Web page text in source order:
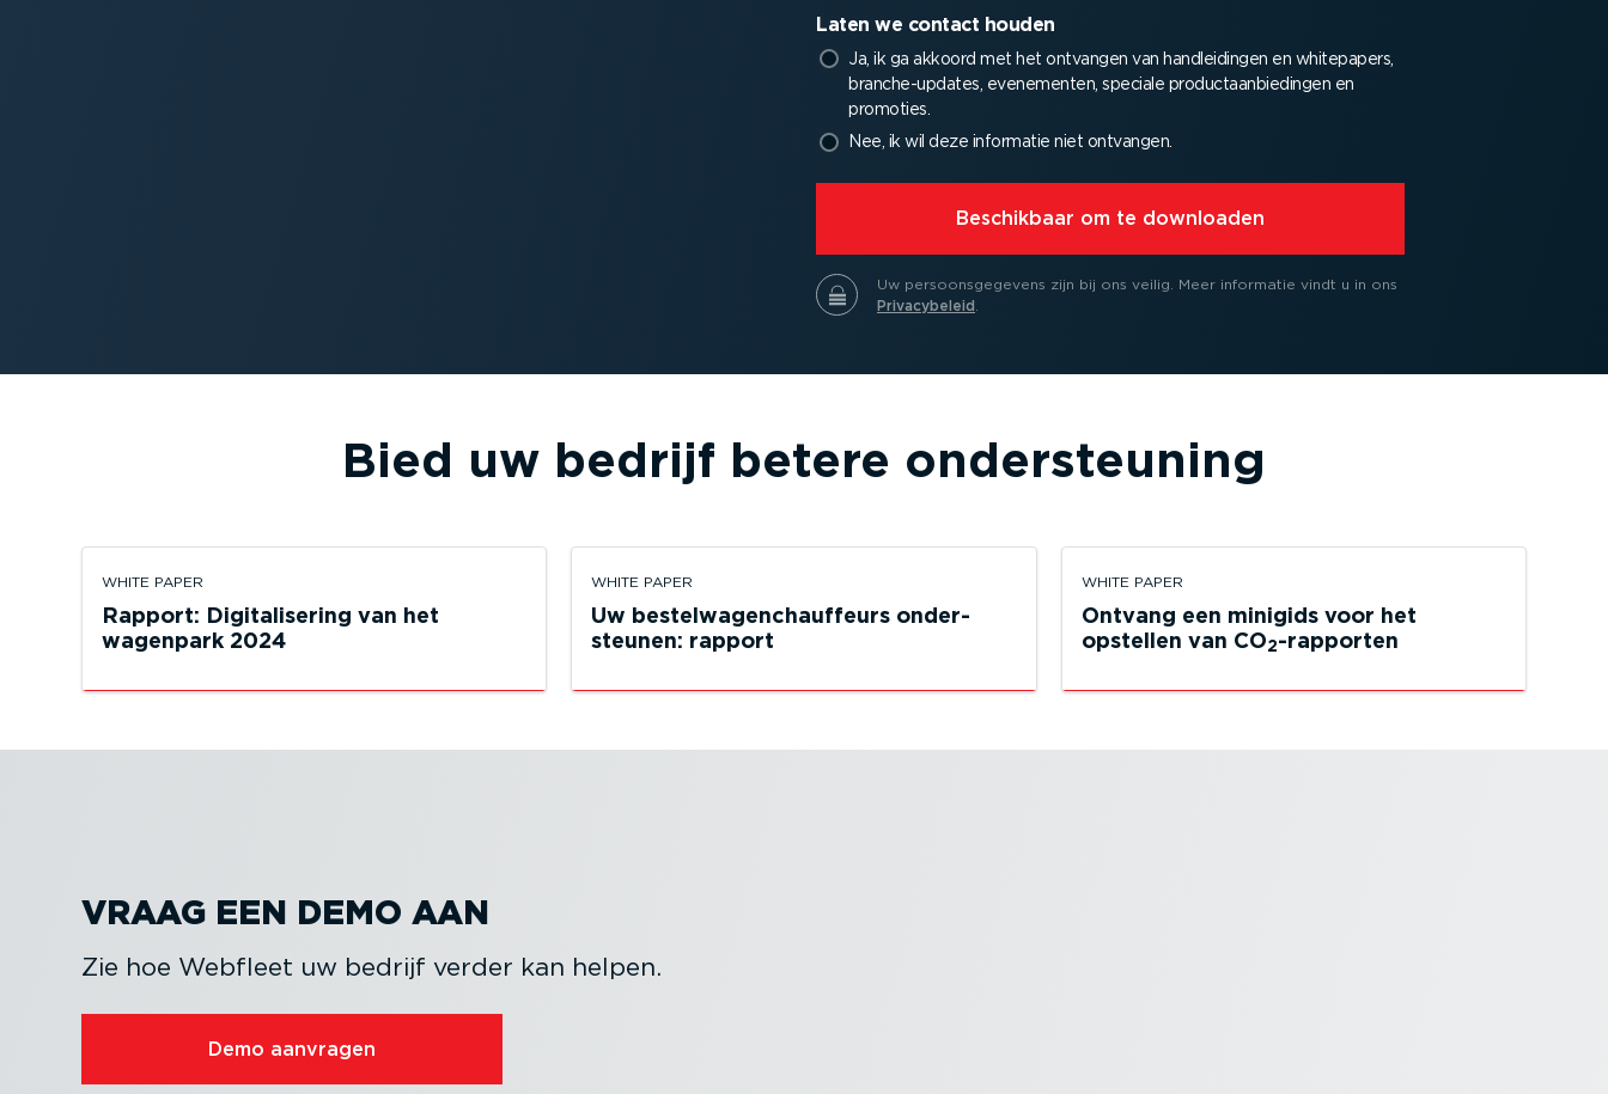
Laten we contact houden
Ja, ik ga akkoord met het ontvangen van handlei­dingen en whitepapers,
branche-up­dates, evenementen, speciale product­aan­bie­dingen en
promoties.
Nee, ik wil deze informatie niet ontvangen.
⁠Beschikbaar om te downloaden
Uw persoons­ge­gevens zijn bij ons veilig. Meer informatie vindt u in ons
Priva­cy­beleid
Bied uw bedrijf betere onder­steuning
WHITE PAPER
Rapport: Digita­li­sering van het
wagenpark 2024
WHITE PAPER
Uw bestel­wa­gen­chauf­feurs onder­
steunen: rapport
WHITE PAPER
Ontvang een minigids voor het
opstellen van CO2-rapporten
VRAAG EEN DEMO AAN
Zie hoe Webfleet uw bedrijf verder kan helpen.
Demo aanvragen